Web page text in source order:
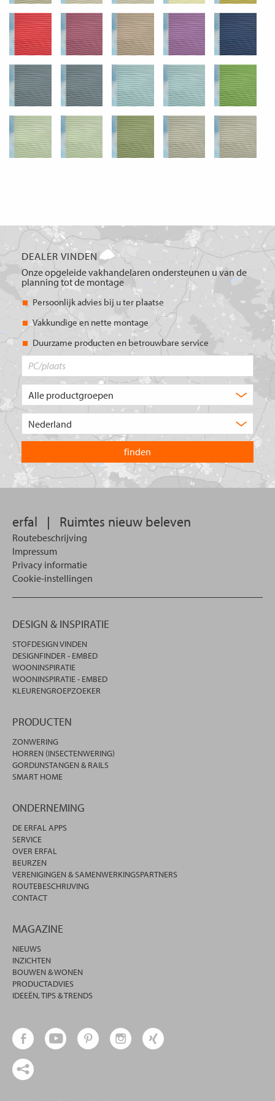
DEALER VINDEN
Onze opgeleide vakhandelaren ondersteunen u van de
planning tot de montage
Persoonlijk advies bij u ter plaatse
Vakkundige en nette montage
Duurzame producten en betrouwbare service
product
u?
land
waarin
u
wilt
zoeken.
erfal | Ruimtes nieuw beleven
Routebeschrijving
Impressum
Privacy informatie
Cookie-instellingen
DESIGN & INSPIRATIE
STOFDESIGN VINDEN
DESIGNFINDER - EMBED
WOONINSPIRATIE
WOONINSPIRATIE - EMBED
KLEURENGROEPZOEKER
PRODUCTEN
ZONWERING
HORREN (INSECTENWERING)
GORDIJNSTANGEN & RAILS
SMART HOME
ONDERNEMING
DE ERFAL APPS
SERVICE
OVER ERFAL
BEURZEN
VERENIGINGEN & SAMENWERKINGSPARTNERS
ROUTEBESCHRIJVING
CONTACT
MAGAZINE
NIEUWS
INZICHTEN
BOUWEN & WONEN
PRODUCTADVIES
IDEEËN, TIPS & TRENDS